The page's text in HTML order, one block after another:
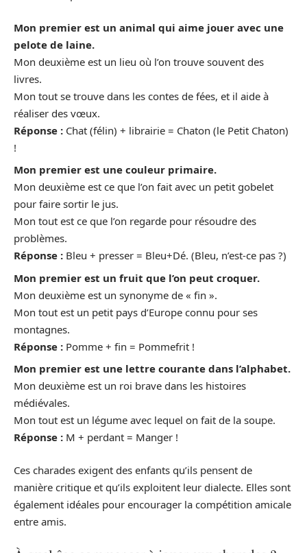
Mon premier est un animal qui aime jouer avec une
pelote de laine.
Mon deuxième est un lieu où l’on trouve souvent des
livres.
Mon tout se trouve dans les contes de fées, et il aide à
réaliser des vœux.
Réponse : Chat (félin) + librairie = Chaton (le Petit Chaton)
!
Mon premier est une couleur primaire.
Mon deuxième est ce que l’on fait avec un petit gobelet
pour faire sortir le jus.
Mon tout est ce que l’on regarde pour résoudre des
problèmes.
Réponse : Bleu + presser = Bleu+Dé. (Bleu, n’est-ce pas ?)
Mon premier est un fruit que l’on peut croquer.
Mon deuxième est un synonyme de « fin ».
Mon tout est un petit pays d’Europe connu pour ses
montagnes.
Réponse : Pomme + fin = Pommefrit !
Mon premier est une lettre courante dans l’alphabet.
Mon deuxième est un roi brave dans les histoires
médiévales.
Mon tout est un légume avec lequel on fait de la soupe.
Réponse : M + perdant = Manger !
Ces charades exigent des enfants qu’ils pensent de
manière critique et qu’ils exploitent leur dialecte. Elles sont
également idéales pour encourager la compétition amicale
entre amis.